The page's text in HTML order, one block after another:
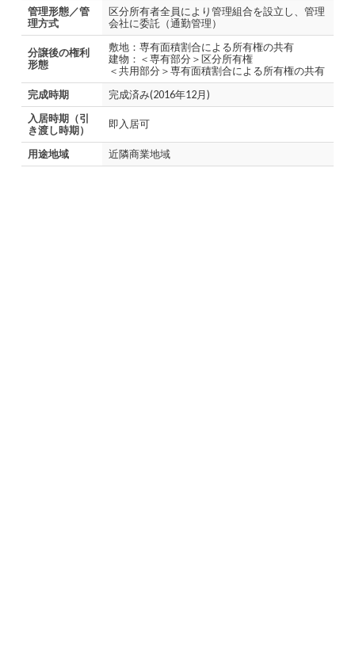
管理形態／管
理方式
区分所有者全員により管理組合を設立し、管理
会社に委託（通勤管理）
分譲後の権利
形態
敷地：専有面積割合による所有権の共有
建物：＜専有部分＞区分所有権
＜共用部分＞専有面積割合による所有権の共有
完成時期
完成済み(2016年12月)
入居時期（引
き渡し時期）
即入居可
用途地域 近隣商業地域